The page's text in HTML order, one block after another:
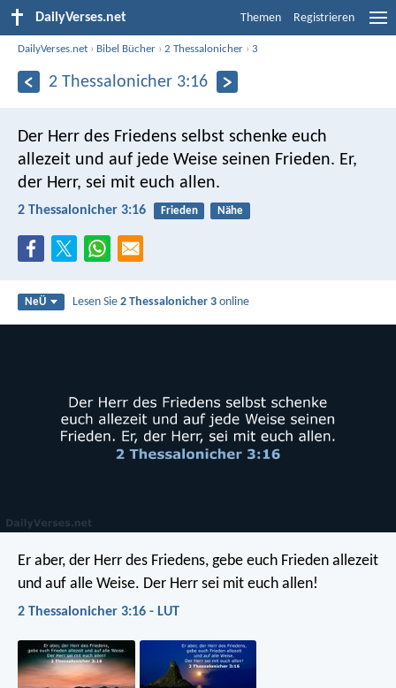
DailyVerses.net Themen Registrieren
DailyVerses.net › Bibel Bücher ›2 Thessalonicher ›3
2 Thessalonicher 3:16
Der Herr des Friedens selbst schenke euch
allezeit und auf jede Weise seinen Frieden. Er,
der Herr, sei mit euch allen.
2 Thessalonicher 3:16 Frieden Nähe
NeÜ Lesen Sie2 Thessalonicher 3 online
Er aber, der Herr des Friedens, gebe euch Frieden allezeit
und auf alle Weise. Der Herr sei mit euch allen!
2 Thessalonicher 3:16 - LUT